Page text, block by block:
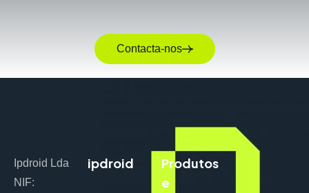
Contacta-nos
Ipdroid Lda
NIF:
ipdroid
Produtos
e